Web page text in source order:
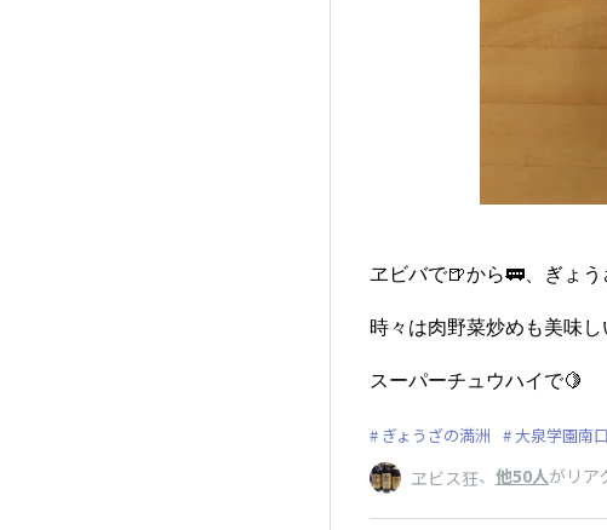
ヱビバで🍺から🚃、ぎょ
時々は肉野菜炒めも美味
スーパーチュウハイで🍋
ぎょうざの満洲 大泉学園南
ヱビス狂、 他50人がリア